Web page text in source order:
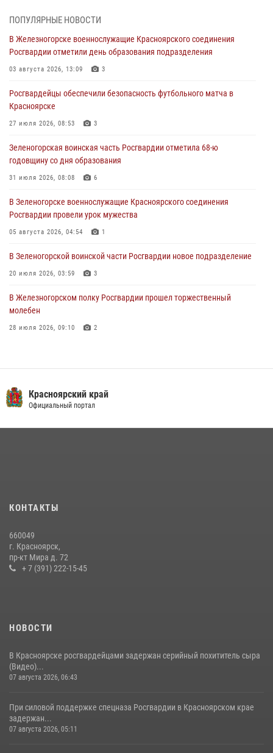
05 августа 2026, 04:52 1
В Красноярске сотрудники вневедомственной охраны Росгвардии
задержали подозреваемого в серии краж из гипермаркета
04 августа 2026, 09:57
Сотрудники Росгвардии обеспечили общественный порядок во
время проведения экстремального заплыва в Дудинке
04 августа 2026, 08:36
В Красноярске сотрудники Росгвардии задержали подозреваемого
в серии краж из супермаркета
04 августа 2026, 06:50
Военнослужащие Красноярского соединения Росгвардии
познакомили отдыхающих детей с тонкостями РХБ защиты
03 августа 2026, 13:12 2
ПОПУЛЯРНЫЕ НОВОСТИ
В Железногорске военнослужащие Красноярского соединения
Росгвардии отметили день образования подразделения
03 августа 2026, 13:09 3
Росгвардейцы обеспечили безопасность футбольного матча в
Красноярске
27 июля 2026, 08:53 3
Зеленогорская воинская часть Росгвардии отметила 68-ю
годовщину со дня образования
31 июля 2026, 08:08 6
В Зеленогорске военнослужащие Красноярского соединения
Росгвардии провели урок мужества
05 августа 2026, 04:54 1
В Зеленогорской воинской части Росгвардии новое подразделение
20 июля 2026, 03:59 3
В Железногорском полку Росгвардии прошел торжественный
молебен
28 июля 2026, 09:10 2
Железногорские росгвардецы получили в руки легендарное оружие
Красноярскому краю.
10 июля 2026, 06:21
Красноярский край
Официальный портал
КОНТАКТЫ
660049
г. Красноярск,
пр-кт Мира д. 72
+ 7 (391) 222-15-45
НОВОСТИ
В Красноярске росгвардейцами задержан серийный похититель сыра
(Видео)...
07 августа 2026, 06:43
При силовой поддержке спецназа Росгвардии в Красноярском крае
задержан...
07 августа 2026, 05:11